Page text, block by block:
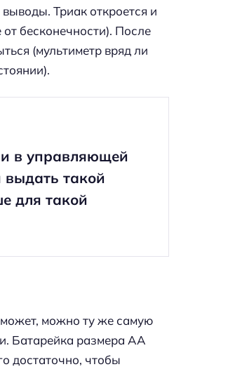
Триак откроется и
бесконечности). После
(мультиметр вряд ли
и в управляющей
такой
для такой
может, можно ту же самую
Батарейка размера АА
достаточно, чтобы